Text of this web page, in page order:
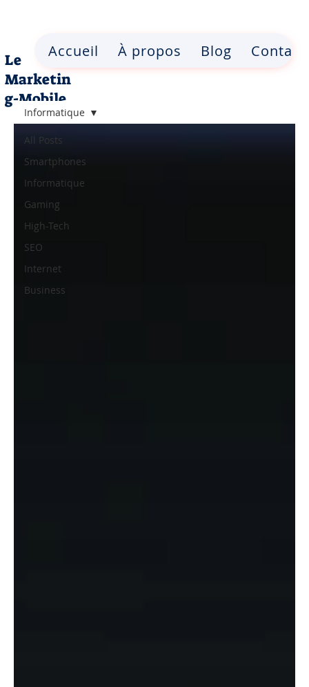
Le
Marketin
g-Mobile
Accueil À propos Blog Contact
All Posts
Smartphones
Informatique
Gaming
High-Tech
SEO
Internet
Business
Informatique